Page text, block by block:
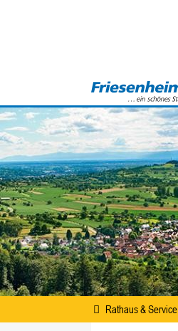
Rathaus & Service